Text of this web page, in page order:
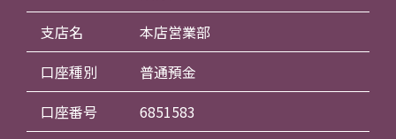
支店名
本店営業部
口座種別
普通預金
口座番号
6851583